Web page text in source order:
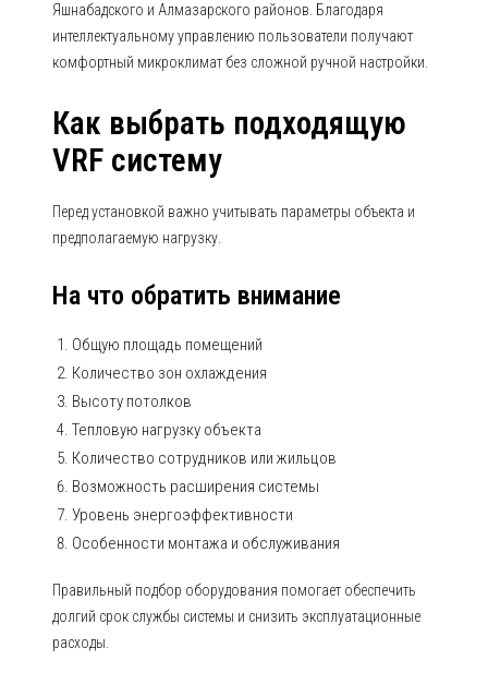
Яшнабадского и Алмазарского районов. Благодаря
интеллектуальному управлению пользователи получают
комфортный микроклимат без сложной ручной настройки.
Как выбрать подходящую
VRF систему
Перед установкой важно учитывать параметры объекта и
предполагаемую нагрузку.
На что обратить внимание
Общую площадь помещений
Количество зон охлаждения
Высоту потолков
Тепловую нагрузку объекта
Количество сотрудников или жильцов
Возможность расширения системы
Уровень энергоэффективности
Особенности монтажа и обслуживания
Правильный подбор оборудования помогает обеспечить
долгий срок службы системы и снизить эксплуатационные
расходы.